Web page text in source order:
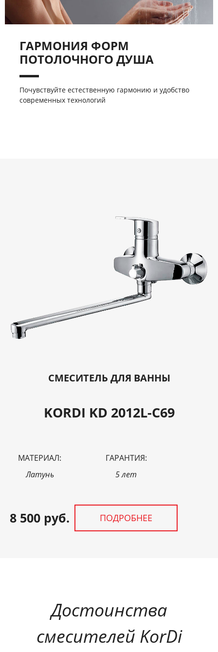
ГАРМОНИЯ ФОРМ
ПОТОЛОЧНОГО ДУША
Почувствуйте естественную гармонию и удобство
современных технологий
СМЕСИТЕЛЬ ДЛЯ ВАННЫ
KORDI KD 2012L-C69
МАТЕРИАЛ:
ГАРАНТИЯ:
Латунь
5 лет
8 500 руб. ПОДРОБНЕЕ
Достоинства
смесителей KorDi